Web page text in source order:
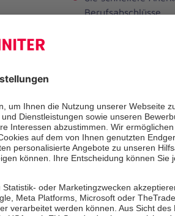
Berufsabschlüsse,
sowie die
Landesvorstand
widerstandsfähiger und
müssen Politik und
gemeinsam umsetzen.“
Die Johanniter fordern
jetzt mit Zeitplänen,
Finanzierung zu
Vertrag formuliert